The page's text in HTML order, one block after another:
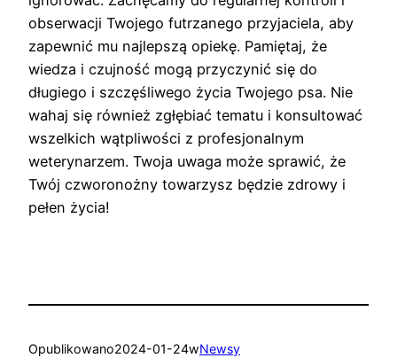
obserwacji Twojego futrzanego przyjaciela, aby
zapewnić mu najlepszą opiekę. Pamiętaj, że
wiedza i czujność mogą przyczynić się do
długiego i szczęśliwego życia Twojego psa. Nie
wahaj się również zgłębiać tematu i konsultować
wszelkich wątpliwości z profesjonalnym
weterynarzem. Twoja uwaga może sprawić, że
Twój czworonożny towarzysz będzie zdrowy i
pełen życia!
Opublikowano2024-01-24wNewsy